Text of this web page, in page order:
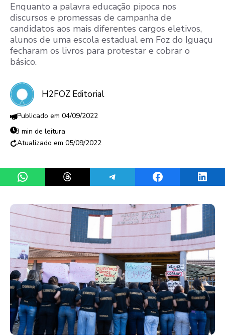
Enquanto a palavra educação pipoca nos
discursos e promessas de campanha de
candidatos aos mais diferentes cargos eletivos,
alunos de uma escola estadual em Foz do Iguaçu
fecharam os livros para protestar e cobrar o
básico.
H2FOZ Editorial
04/09/2022
3 min de leitura
05/09/2022
Share on WhatsAppShare on ThreadsShare on TelegramShare on Facebook